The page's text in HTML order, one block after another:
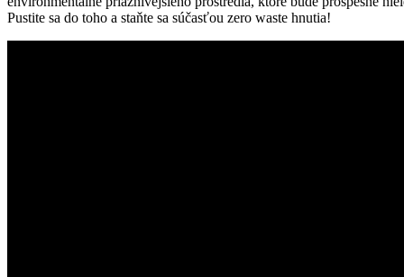
Pustite sa do toho a staňte sa súčasťou zero waste hnutia!